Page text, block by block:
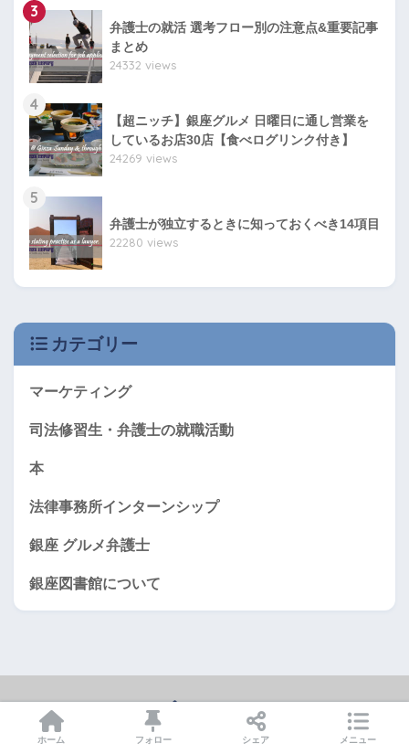
3
弁護士の就活 選考フロー別の注意点&重要記事
まとめ
24332 views
4
【超ニッチ】銀座グルメ 日曜日に通し営業を
しているお店30店【食べログリンク付き】
24269 views
5
弁護士が独立するときに知っておくべき14項目
22280 views
カテゴリー
マーケティング
司法修習生・弁護士の就職活動
本
法律事務所インターンシップ
銀座 グルメ弁護士
銀座図書館について
HOME
運営者情報 サイトマップ 本サイトの利用条件
ホーム フォロー シェア メニュー